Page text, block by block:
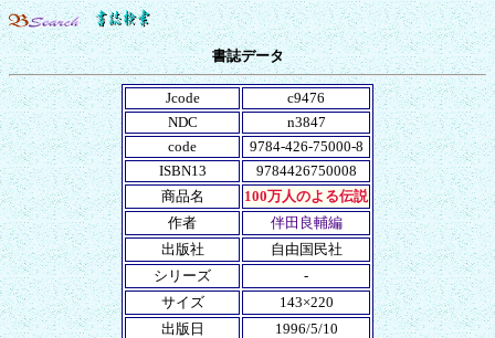
書誌データ
Jcode
c9476
NDC
n3847
code
9784-426-75000-8
ISBN13
9784426750008
商品名
100万人のよる伝説
作者
伴田良輔編
出版社
自由国民社
シリーズ
-
サイズ
143×220
出版日
1996/5/10